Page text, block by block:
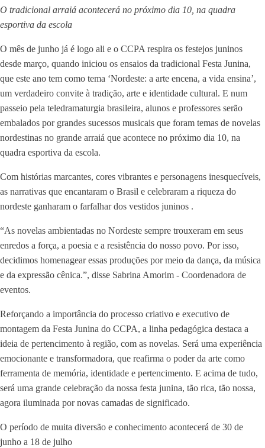
O tradicional arraiá acontecerá no próximo dia 10, na quadra
esportiva da escola
O mês de junho já é logo ali e o CCPA respira os festejos juninos
desde março, quando iniciou os ensaios da tradicional Festa Junina,
que este ano tem como tema ‘Nordeste: a arte encena, a vida ensina’,
um verdadeiro convite à tradição, arte e identidade cultural. E num
passeio pela teledramaturgia brasileira, alunos e professores serão
embalados por grandes sucessos musicais que foram temas de novelas
nordestinas no grande arraiá que acontece no próximo dia 10, na
quadra esportiva da escola.
Com histórias marcantes, cores vibrantes e personagens inesquecíveis,
as narrativas que encantaram o Brasil e celebraram a riqueza do
nordeste ganharam o farfalhar dos vestidos juninos .
“As novelas ambientadas no Nordeste sempre trouxeram em seus
enredos a força, a poesia e a resistência do nosso povo. Por isso,
decidimos homenagear essas produções por meio da dança, da música
e da expressão cênica.”, disse Sabrina Amorim - Coordenadora de
eventos.
Reforçando a importância do processo criativo e executivo de
montagem da Festa Junina do CCPA, a linha pedagógica destaca a
ideia de pertencimento à região, com as novelas. Será uma experiência
emocionante e transformadora, que reafirma o poder da arte como
ferramenta de memória, identidade e pertencimento. E acima de tudo,
será uma grande celebração da nossa festa junina, tão rica, tão nossa,
agora iluminada por novas camadas de significado.
O período de muita diversão e conhecimento acontecerá de 30 de
junho a 18 de julho